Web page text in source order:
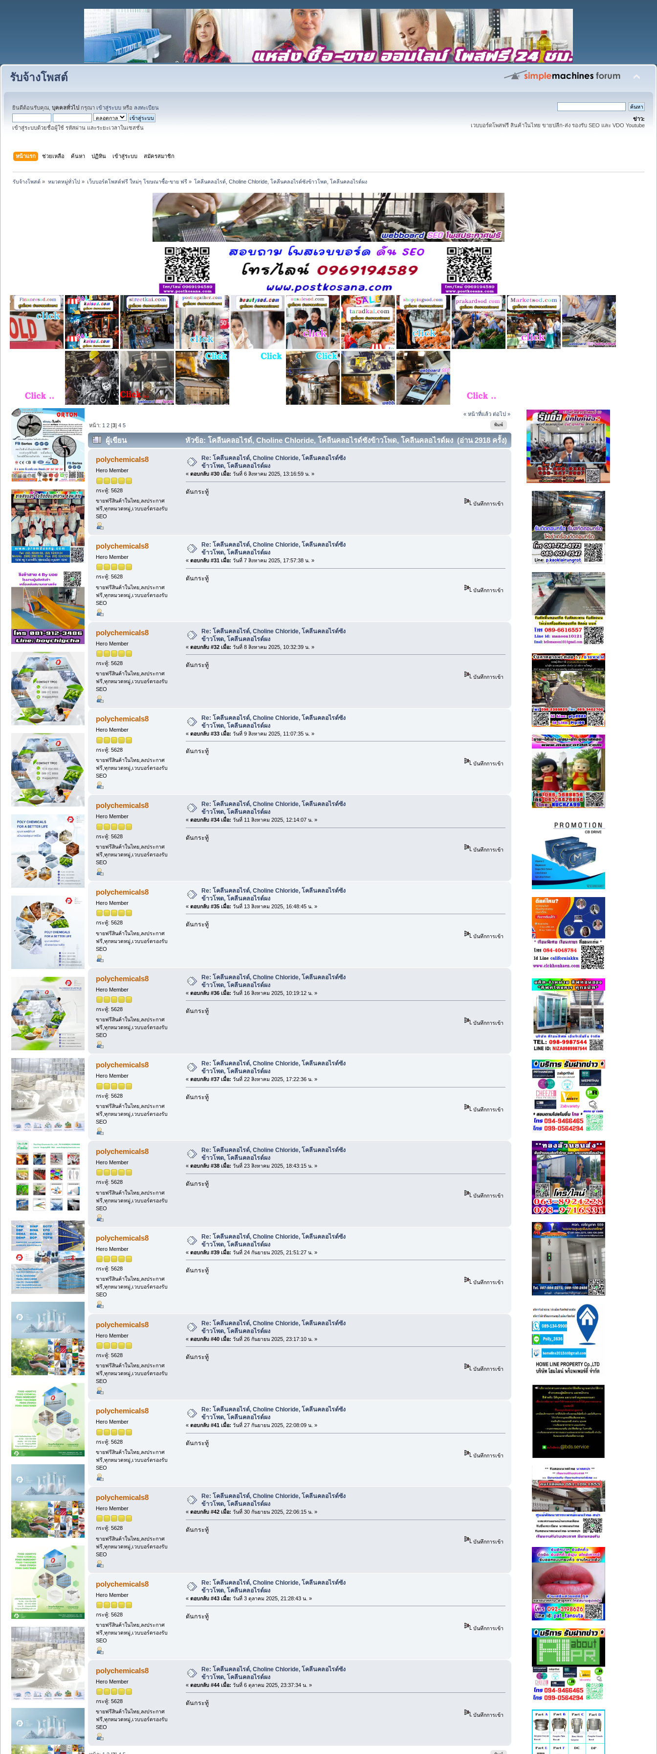
รับจ้างโพสต์
ยินดีต้อนรับคุณ, บุคคลทั่วไป กรุณา เข้าสู่ระบบ หรือ ลงทะเบียน
เข้าสู่ระบบด้วยชื่อผู้ใช้ รหัสผ่าน และระยะเวลาในเซสชั่น
ข่าว:
เวบบอร์ดโพสฟรี สินค้าในไทย ขายปลีก-ส่ง รองรับ SEO และ VDO Youtube
หน้าแรก ช่วยเหลือ ค้นหา ปฏิทิน เข้าสู่ระบบ สมัครสมาชิก
รับจ้างโพสต์ » หมวดหมู่ทั่วไป» เว็บบอร์ดโพสต์ฟรี ใหม่ๆ โฆษณาซื้อ-ขาย ฟรี» โคลีนคลอไรด์, Choline Chloride, โคลีนคลอไรด์ซังข้าวโพด, โคลีนคลอไรด์ผง
« หน้าที่แล้ว ต่อไป »
พิมพ์
หน้า: 1 2 [3]4 5
ผู้เขียน หัวข้อ: โคลีนคลอไรด์, Choline Chloride, โคลีนคลอไรด์ซังข้าวโพด, โคลีนคลอไรด์ผง (อ่าน 2918 ครั้ง)
polychemicals8
Hero Member
กระทู้: 5628
ขายฟรีสินค้าในไทย,ลงประกาศ
ฟรี,ทุกหมวดหมู่,เวบบอร์ดรองรับ
SEO
Re: โคลีนคลอไรด์, Choline Chloride, โคลีนคลอไรด์ซัง
ข้าวโพด, โคลีนคลอไรด์ผง
« ตอบกลับ #30 เมื่อ: วันที่ 6 สิงหาคม 2025, 13:16:59 น. »
ดันกระทู้
บันทึกการเข้า
polychemicals8
Hero Member
กระทู้: 5628
ขายฟรีสินค้าในไทย,ลงประกาศ
ฟรี,ทุกหมวดหมู่,เวบบอร์ดรองรับ
SEO
Re: โคลีนคลอไรด์, Choline Chloride, โคลีนคลอไรด์ซัง
ข้าวโพด, โคลีนคลอไรด์ผง
« ตอบกลับ #31 เมื่อ: วันที่ 7 สิงหาคม 2025, 17:57:38 น. »
ดันกระทู้
บันทึกการเข้า
polychemicals8
Hero Member
กระทู้: 5628
ขายฟรีสินค้าในไทย,ลงประกาศ
ฟรี,ทุกหมวดหมู่,เวบบอร์ดรองรับ
SEO
Re: โคลีนคลอไรด์, Choline Chloride, โคลีนคลอไรด์ซัง
ข้าวโพด, โคลีนคลอไรด์ผง
« ตอบกลับ #32 เมื่อ: วันที่ 8 สิงหาคม 2025, 10:32:39 น. »
ดันกระทู้
บันทึกการเข้า
polychemicals8
Hero Member
กระทู้: 5628
ขายฟรีสินค้าในไทย,ลงประกาศ
ฟรี,ทุกหมวดหมู่,เวบบอร์ดรองรับ
SEO
Re: โคลีนคลอไรด์, Choline Chloride, โคลีนคลอไรด์ซัง
ข้าวโพด, โคลีนคลอไรด์ผง
« ตอบกลับ #33 เมื่อ: วันที่ 9 สิงหาคม 2025, 11:07:35 น. »
ดันกระทู้
บันทึกการเข้า
polychemicals8
Hero Member
กระทู้: 5628
ขายฟรีสินค้าในไทย,ลงประกาศ
ฟรี,ทุกหมวดหมู่,เวบบอร์ดรองรับ
SEO
Re: โคลีนคลอไรด์, Choline Chloride, โคลีนคลอไรด์ซัง
ข้าวโพด, โคลีนคลอไรด์ผง
« ตอบกลับ #34 เมื่อ: วันที่ 11 สิงหาคม 2025, 12:14:07 น. »
ดันกระทู้
บันทึกการเข้า
polychemicals8
Hero Member
กระทู้: 5628
ขายฟรีสินค้าในไทย,ลงประกาศ
ฟรี,ทุกหมวดหมู่,เวบบอร์ดรองรับ
SEO
Re: โคลีนคลอไรด์, Choline Chloride, โคลีนคลอไรด์ซัง
ข้าวโพด, โคลีนคลอไรด์ผง
« ตอบกลับ #35 เมื่อ: วันที่ 13 สิงหาคม 2025, 16:48:45 น. »
ดันกระทู้
บันทึกการเข้า
polychemicals8
Hero Member
กระทู้: 5628
ขายฟรีสินค้าในไทย,ลงประกาศ
ฟรี,ทุกหมวดหมู่,เวบบอร์ดรองรับ
SEO
Re: โคลีนคลอไรด์, Choline Chloride, โคลีนคลอไรด์ซัง
ข้าวโพด, โคลีนคลอไรด์ผง
« ตอบกลับ #36 เมื่อ: วันที่ 16 สิงหาคม 2025, 10:19:12 น. »
ดันกระทู้
บันทึกการเข้า
polychemicals8
Hero Member
กระทู้: 5628
ขายฟรีสินค้าในไทย,ลงประกาศ
ฟรี,ทุกหมวดหมู่,เวบบอร์ดรองรับ
SEO
Re: โคลีนคลอไรด์, Choline Chloride, โคลีนคลอไรด์ซัง
ข้าวโพด, โคลีนคลอไรด์ผง
« ตอบกลับ #37 เมื่อ: วันที่ 22 สิงหาคม 2025, 17:22:36 น. »
ดันกระทู้
บันทึกการเข้า
polychemicals8
Hero Member
กระทู้: 5628
ขายฟรีสินค้าในไทย,ลงประกาศ
ฟรี,ทุกหมวดหมู่,เวบบอร์ดรองรับ
SEO
Re: โคลีนคลอไรด์, Choline Chloride, โคลีนคลอไรด์ซัง
ข้าวโพด, โคลีนคลอไรด์ผง
« ตอบกลับ #38 เมื่อ: วันที่ 23 สิงหาคม 2025, 18:43:15 น. »
ดันกระทู้
บันทึกการเข้า
polychemicals8
Hero Member
กระทู้: 5628
ขายฟรีสินค้าในไทย,ลงประกาศ
ฟรี,ทุกหมวดหมู่,เวบบอร์ดรองรับ
SEO
Re: โคลีนคลอไรด์, Choline Chloride, โคลีนคลอไรด์ซัง
ข้าวโพด, โคลีนคลอไรด์ผง
« ตอบกลับ #39 เมื่อ: วันที่ 24 กันยายน 2025, 21:51:27 น. »
ดันกระทู้
บันทึกการเข้า
polychemicals8
Hero Member
กระทู้: 5628
ขายฟรีสินค้าในไทย,ลงประกาศ
ฟรี,ทุกหมวดหมู่,เวบบอร์ดรองรับ
SEO
Re: โคลีนคลอไรด์, Choline Chloride, โคลีนคลอไรด์ซัง
ข้าวโพด, โคลีนคลอไรด์ผง
« ตอบกลับ #40 เมื่อ: วันที่ 26 กันยายน 2025, 23:17:10 น. »
ดันกระทู้
บันทึกการเข้า
polychemicals8
Hero Member
กระทู้: 5628
ขายฟรีสินค้าในไทย,ลงประกาศ
ฟรี,ทุกหมวดหมู่,เวบบอร์ดรองรับ
SEO
Re: โคลีนคลอไรด์, Choline Chloride, โคลีนคลอไรด์ซัง
ข้าวโพด, โคลีนคลอไรด์ผง
« ตอบกลับ #41 เมื่อ: วันที่ 27 กันยายน 2025, 22:08:09 น. »
ดันกระทู้
บันทึกการเข้า
polychemicals8
Hero Member
กระทู้: 5628
ขายฟรีสินค้าในไทย,ลงประกาศ
ฟรี,ทุกหมวดหมู่,เวบบอร์ดรองรับ
SEO
Re: โคลีนคลอไรด์, Choline Chloride, โคลีนคลอไรด์ซัง
ข้าวโพด, โคลีนคลอไรด์ผง
« ตอบกลับ #42 เมื่อ: วันที่ 30 กันยายน 2025, 22:06:15 น. »
ดันกระทู้
บันทึกการเข้า
polychemicals8
Hero Member
กระทู้: 5628
ขายฟรีสินค้าในไทย,ลงประกาศ
ฟรี,ทุกหมวดหมู่,เวบบอร์ดรองรับ
SEO
Re: โคลีนคลอไรด์, Choline Chloride, โคลีนคลอไรด์ซัง
ข้าวโพด, โคลีนคลอไรด์ผง
« ตอบกลับ #43 เมื่อ: วันที่ 3 ตุลาคม 2025, 21:28:43 น. »
ดันกระทู้
บันทึกการเข้า
polychemicals8
Hero Member
กระทู้: 5628
ขายฟรีสินค้าในไทย,ลงประกาศ
ฟรี,ทุกหมวดหมู่,เวบบอร์ดรองรับ
SEO
Re: โคลีนคลอไรด์, Choline Chloride, โคลีนคลอไรด์ซัง
ข้าวโพด, โคลีนคลอไรด์ผง
« ตอบกลับ #44 เมื่อ: วันที่ 6 ตุลาคม 2025, 23:37:34 น. »
ดันกระทู้
บันทึกการเข้า